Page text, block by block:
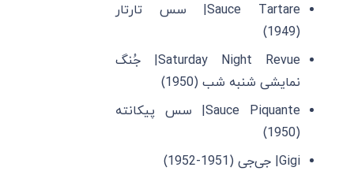
Sauce Tartare| سس تارتار
(1949)
Saturday Night Revue| جُنگ
نمایشی شنبه شب (1950)
Sauce Piquante| سس پیکانته
(1950)
Gigi| جی‌جی (1951-1952)